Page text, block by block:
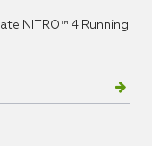
NITRO™ 4 Running